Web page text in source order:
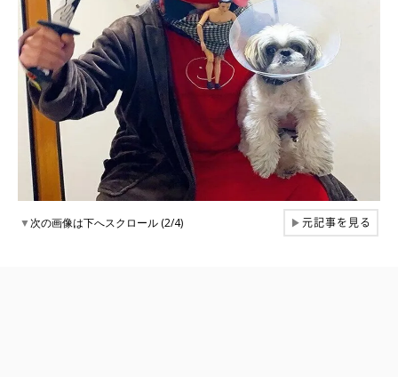
▼次の画像は下へスクロール (2/4) ▶元記事を見る